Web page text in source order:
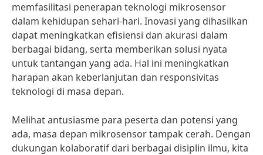
memfasilitasi penerapan teknologi mikrosensor
dalam kehidupan sehari-hari. Inovasi yang dihasilkan
dapat meningkatkan efisiensi dan akurasi dalam
berbagai bidang, serta memberikan solusi nyata
untuk tantangan yang ada. Hal ini meningkatkan
harapan akan keberlanjutan dan responsivitas
teknologi di masa depan.
Melihat antusiasme para peserta dan potensi yang
ada, masa depan mikrosensor tampak cerah. Dengan
dukungan kolaboratif dari berbagai disiplin ilmu, kita